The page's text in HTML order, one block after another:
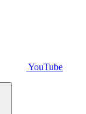
YouTube